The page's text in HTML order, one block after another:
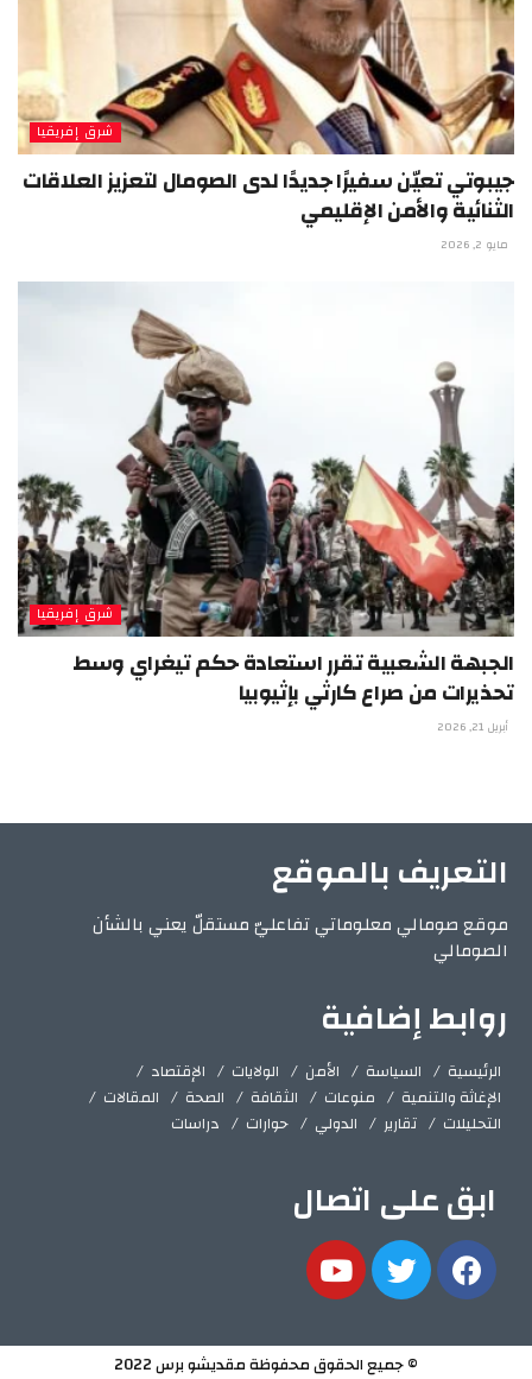
شرق إفريقيا
جيبوتي تعيّن سفيرًا جديدًا لدى الصومال لتعزيز العلاقات
الثنائية والأمن الإقليمي
مايو 2, 2026
شرق إفريقيا
الجبهة الشعبية تقرر استعادة حكم تيغراي وسط
تحذيرات من صراع كارثي بإثيوبيا
أبريل 21, 2026
التعريف بالموقع
موقع صومالي معلوماتي تفاعليّ مستقلّ يعني بالشأن
الصومالي
روابط إضافية
الرئيسية السياسة الأمن الولايات
الإقتصاد
الإغاثة والتنمية
منوعات الثقافة الصحة
المقالات
التحليلات
تقارير الدولي حوارات دراسات
ابق على اتصال
© جميع الحقوق محفوظة مقديشو برس 2022